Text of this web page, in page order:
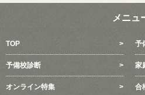
メニュ
TOP 予
予備校診断 家
オンライン特集 合